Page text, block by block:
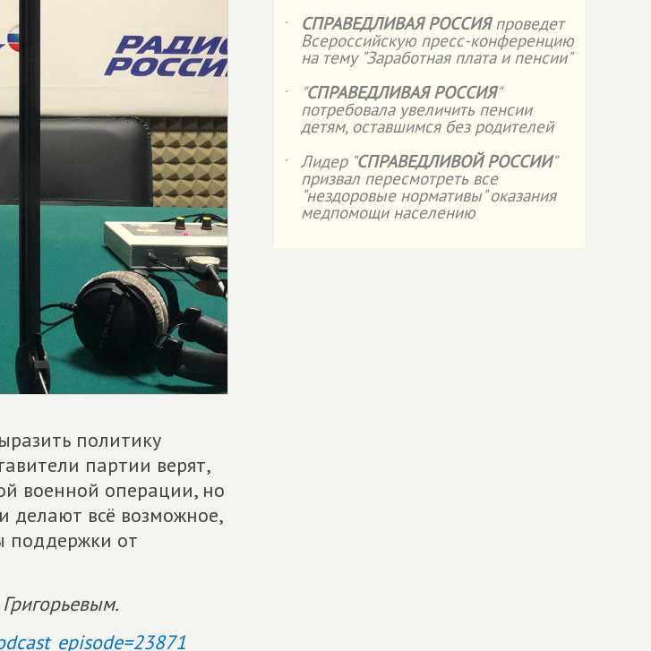
политику
партии верят,
военной операции, но
делают всё возможное,
поддержки от
˙
СПРАВЕДЛИВАЯ РОССИЯпроведет
Всероссийскую пресс-конференцию
на тему "Заработная плата и пенсии"
˙
"СПРАВЕДЛИВАЯ РОССИЯ"
потребовала увеличить пенсии
детям, оставшимся без родителей
˙
Лидер "СПРАВЕДЛИВОЙ РОССИИ"
призвал пересмотреть все
"нездоровые нормативы" оказания
медпомощи населению